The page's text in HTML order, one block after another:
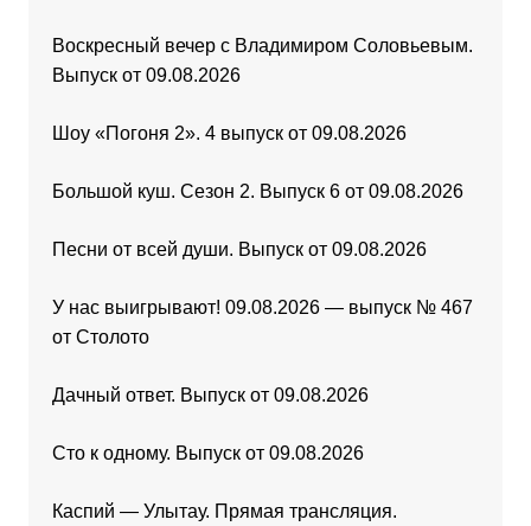
Воскресный вечер с Владимиром Соловьевым.
Выпуск от 09.08.2026
Шоу «Погоня 2». 4 выпуск от 09.08.2026
Большой куш. Сезон 2. Выпуск 6 от 09.08.2026
Песни от всей души. Выпуск от 09.08.2026
У нас выигрывают! 09.08.2026 — выпуск № 467
от Столото
Дачный ответ. Выпуск от 09.08.2026
Сто к одному. Выпуск от 09.08.2026
Каспий — Улытау. Прямая трансляция.